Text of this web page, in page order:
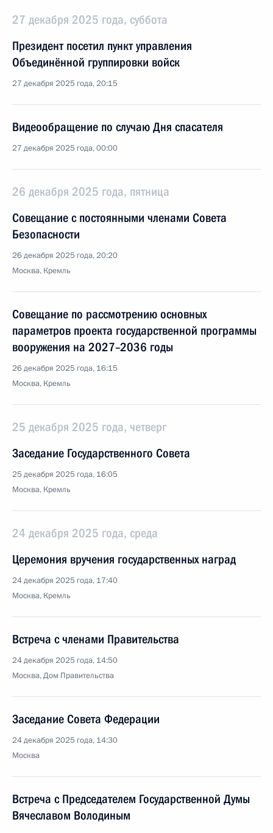
27 декабря 2025 года, суббота
Президент посетил пункт управления
Объединённой группировки войск
27 декабря 2025 года, 20:15
Видеообращение по случаю Дня спасателя
27 декабря 2025 года, 00:00
26 декабря 2025 года, пятница
Совещание с постоянными членами Совета
Безопасности
26 декабря 2025 года, 20:20
Москва, Кремль
Совещание по рассмотрению основных
параметров проекта государственной программы
вооружения на 2027–2036 годы
26 декабря 2025 года, 16:15
Москва, Кремль
25 декабря 2025 года, четверг
Заседание Государственного Совета
25 декабря 2025 года, 16:05
Москва, Кремль
24 декабря 2025 года, среда
Церемония вручения государственных наград
24 декабря 2025 года, 17:40
Москва, Кремль
Встреча с членами Правительства
24 декабря 2025 года, 14:50
Москва, Дом Правительства
Заседание Совета Федерации
24 декабря 2025 года, 14:30
Москва
Встреча с Председателем Государственной Думы
Вячеславом Володиным